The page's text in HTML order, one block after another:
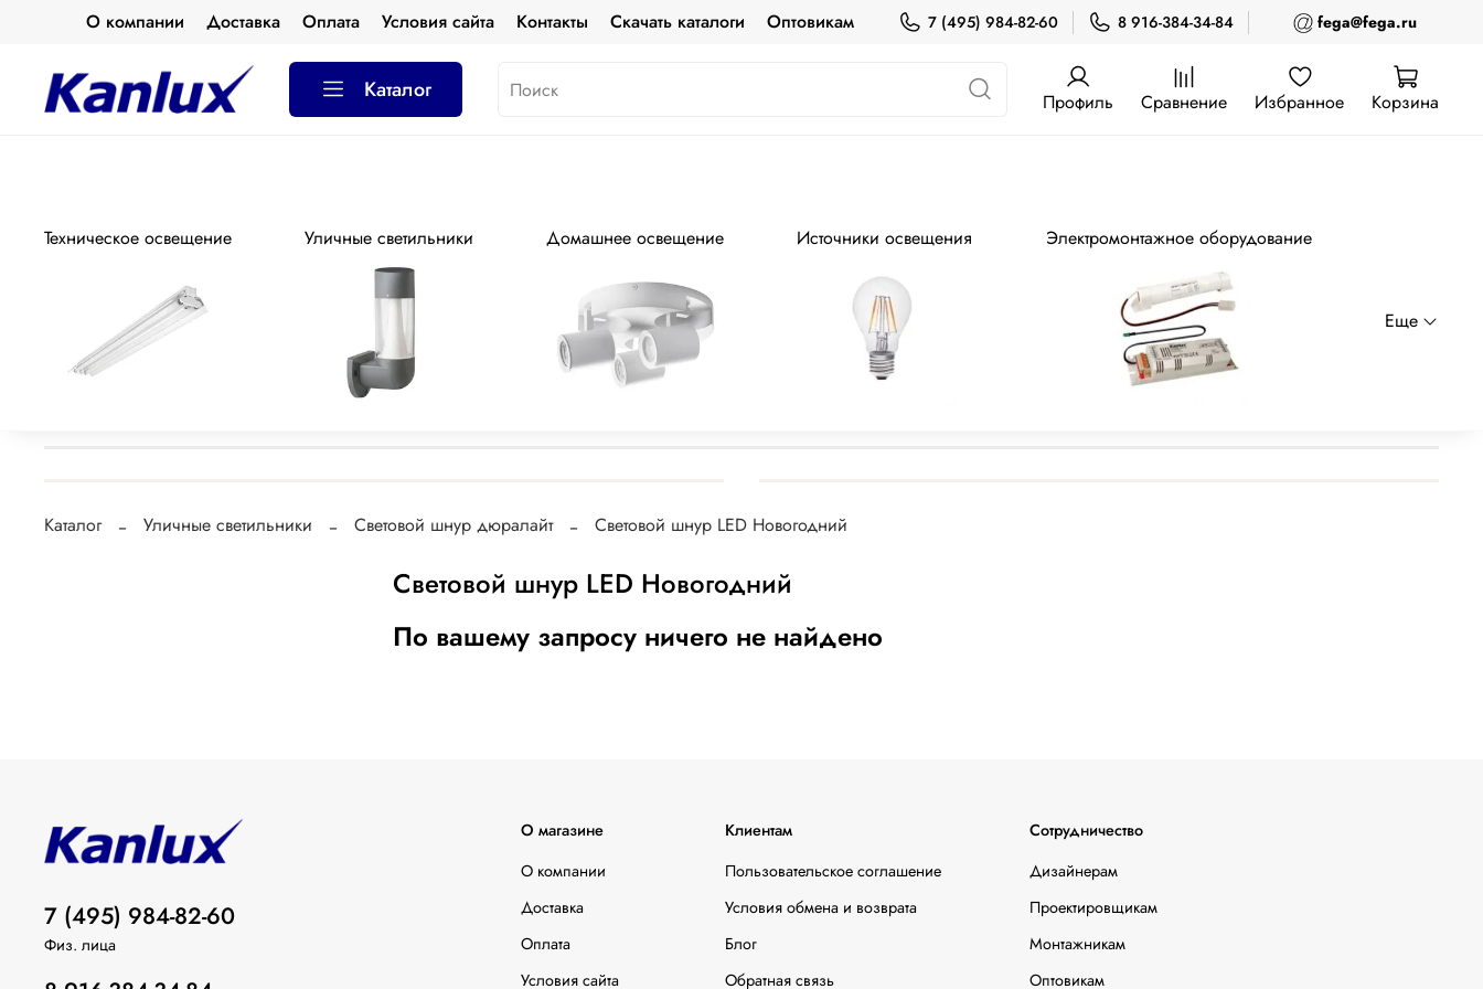
О компании Доставка Оплата Условия сайта Контакты Скачать каталоги Оптовикам 7 (495) 984-82-60 8 916-384-34-84 fega@fega.ru
Каталог Профиль Сравнение Избранное Корзина
АКЦИЯ! Почти даром! Распродажа серия GALOBA !
Техническое освещение Уличные светильники Домашнее освещение Источники освещения Электромонтажное оборудование
Еще
Каталог Уличные светильники Световой шнур дюралайт Световой шнур LED Новогодний
Световой шнур LED Новогодний
По вашему запросу ничего не найдено
О магазине
О компании
Доставка
Оплата
Условия сайта
Клиентам
Пользовательское соглашение
Условия обмена и возврата
Блог
Обратная связь
Сотрудничество
Дизайнерам
Проектировщикам
Монтажникам
Оптовикам
7 (495) 984-82-60
Физ. лица